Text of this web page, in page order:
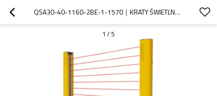
QSA30-40-1160-2BE-1-1570｜KRATY ŚWIETLNE BEZPIECZEŃSTWA PRASY KRAWĘDZIOWEJ｜DADISICK
1 / 5